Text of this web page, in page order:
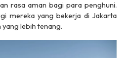
rasa aman bagi para penghuni.
mereka yang bekerja di Jakarta
lebih tenang.